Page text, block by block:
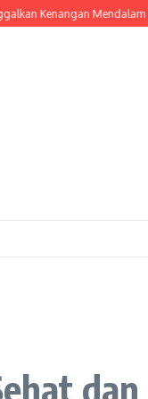
Mendalam